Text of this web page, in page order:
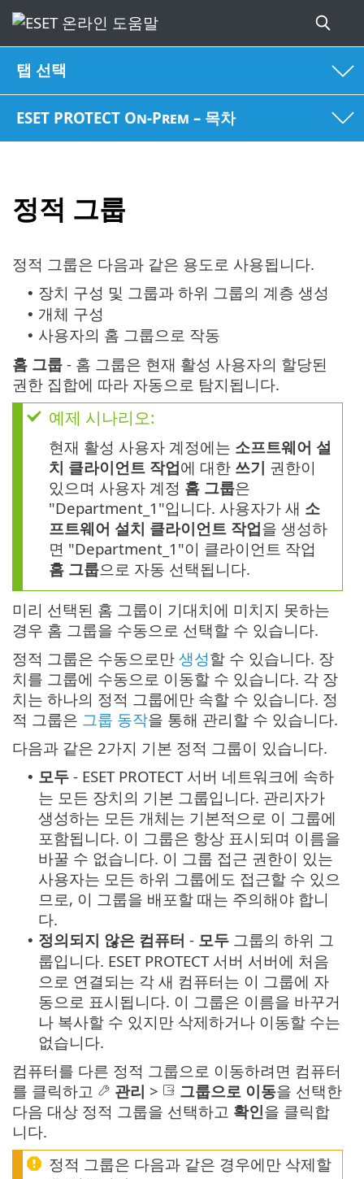
탭 선택
ESET PROTECT On-Prem – 목차
정적 그룹
정적 그룹은 다음과 같은 용도로 사용됩니다.
• 장치 구성 및 그룹과 하위 그룹의 계층 생성
• 개체 구성
• 사용자의 홈 그룹으로 작동
홈 그룹 - 홈 그룹은 현재 활성 사용자의 할당된
권한 집합에 따라 자동으로 탐지됩니다.
예제 시나리오:
현재 활성 사용자 계정에는 소프트웨어 설
치 클라이언트 작업에 대한 쓰기 권한이
있으며 사용자 계정 홈 그룹은
"Department_1"입니다. 사용자가 새 소
프트웨어 설치 클라이언트 작업을 생성하
면 "Department_1"이 클라이언트 작업
홈 그룹으로 자동 선택됩니다.
미리 선택된 홈 그룹이 기대치에 미치지 못하는
경우 홈 그룹을 수동으로 선택할 수 있습니다.
정적 그룹은 수동으로만 생성할 수 있습니다. 장
치를 그룹에 수동으로 이동할 수 있습니다. 각 장
치는 하나의 정적 그룹에만 속할 수 있습니다. 정
적 그룹은 그룹 동작을 통해 관리할 수 있습니다.
다음과 같은 2가지 기본 정적 그룹이 있습니다.
• 모두 - ESET PROTECT 서버 네트워크에 속하
는 모든 장치의 기본 그룹입니다. 관리자가
생성하는 모든 개체는 기본적으로 이 그룹에
포함됩니다. 이 그룹은 항상 표시되며 이름을
바꿀 수 없습니다. 이 그룹 접근 권한이 있는
사용자는 모든 하위 그룹에도 접근할 수 있으
므로, 이 그룹을 배포할 때는 주의해야 합니
다.
• 정의되지 않은 컴퓨터 - 모두 그룹의 하위 그
룹입니다. ESET PROTECT 서버 서버에 처음
으로 연결되는 각 새 컴퓨터는 이 그룹에 자
동으로 표시됩니다. 이 그룹은 이름을 바꾸거
나 복사할 수 있지만 삭제하거나 이동할 수는
없습니다.
컴퓨터를 다른 정적 그룹으로 이동하려면 컴퓨터
를 클릭하고
관리 > 그룹으로 이동을 선택한
다음 대상 정적 그룹을 선택하고 확인을 클릭합
니다.
정적 그룹은 다음과 같은 경우에만 삭제할